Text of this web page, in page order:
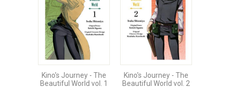
Kino's Journey - The
Beautiful World vol. 1
Kino's Journey - The
Beautiful World vol. 2